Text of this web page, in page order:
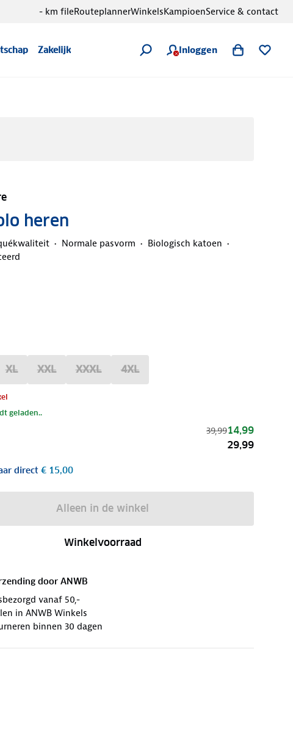
Zakelijk Inloggen
- km fileRouteplannerWinkelsKampioenService & contact
heren
Normale pasvorm
Biologisch katoen
XL XXL XXXL 4XL
geladen..
39,9914,99
29,99
direct€ 15,00
Alleen in de winkel
Winkelvoorraad
door ANWB
vanaf 50,-
in ANWB Winkels
binnen 30 dagen